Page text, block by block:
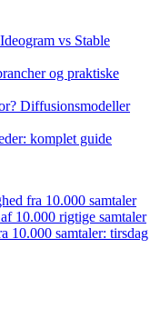
vs Stable
og praktiske
Diffusionsmodeller
komplet guide
fra 10.000 samtaler
10.000 rigtige samtaler
10.000 samtaler: tirsdag